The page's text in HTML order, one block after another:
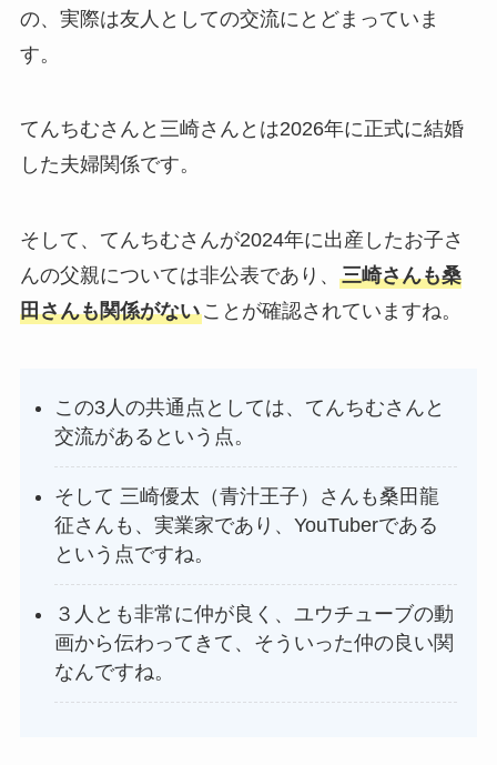
の、実際は友人としての交流にとどまっていま
す。
てんちむさんと三崎さんとは2026年に正式に結婚
した夫婦関係です。
そして、てんちむさんが2024年に出産したお子さ
んの父親については非公表であり、 三崎さんも桑
田さんも関係がないことが確認されていますね。
この3人の共通点としては、てんちむさんと
交流があるという点。
そして 三崎優太（青汁王子）さんも桑田龍
征さんも、実業家であり、YouTuberである
という点ですね。
３人とも非常に仲が良く、ユウチューブの動
画から伝わってきて、そういった仲の良い関
なんですね。